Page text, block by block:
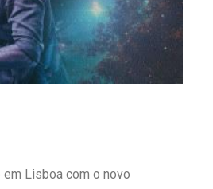
Lisboa com o novo